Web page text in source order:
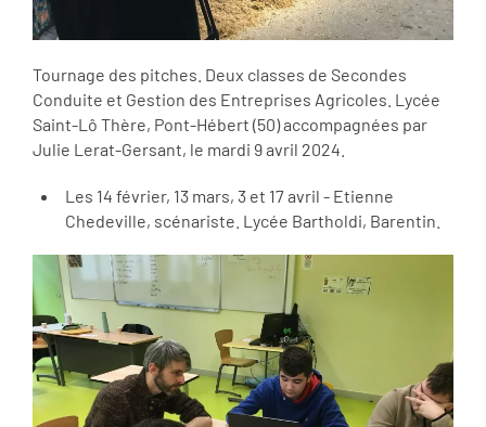
Tournage des pitches. Deux classes de Secondes
Conduite et Gestion des Entreprises Agricoles. Lycée
Saint-Lô Thère, Pont-Hébert (50) accompagnées par
Julie Lerat-Gersant, le mardi 9 avril 2024.
Les 14 février, 13 mars, 3 et 17 avril - Etienne
Chedeville, scénariste. Lycée Bartholdi, Barentin.